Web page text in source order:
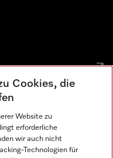
Cookies, die
Website zu
erforderliche
wir auch nicht
Technologien für